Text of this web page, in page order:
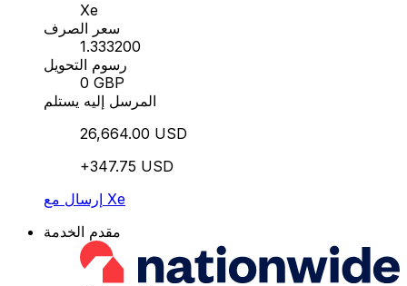
Xe
سعر الصرف
1.333200
رسوم التحويل
0 GBP
المرسل إليه يستلم
26,664.00 USD
+347.75 USD
إرسال مع Xe
مقدم الخدمة